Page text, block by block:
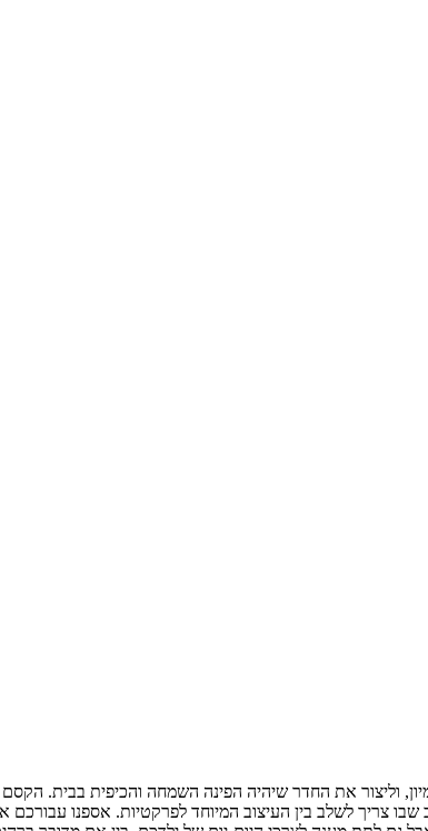
וליצור את החדר שיהיה הפינה השמחה והכיפית בבית.
צריך לשלב בין העיצוב המיוחד לפרקטיות. אספנו